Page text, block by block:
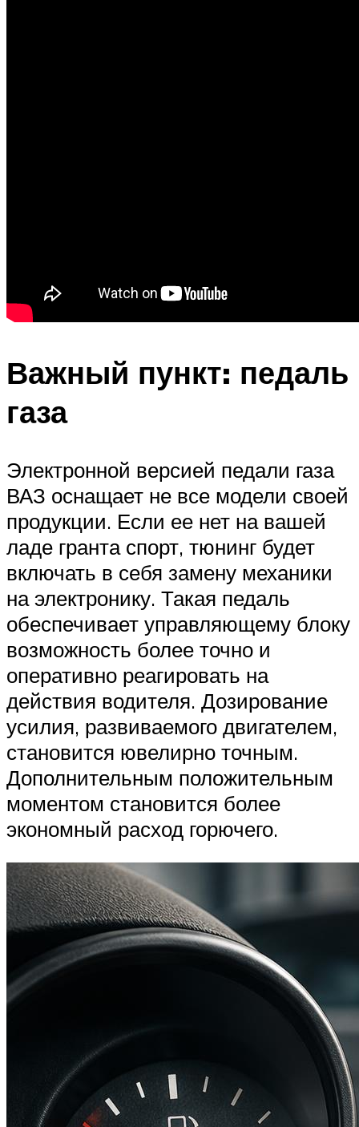
Важный пункт: педаль
газа
Электронной версией педали газа
ВАЗ оснащает не все модели своей
продукции. Если ее нет на вашей
ладе гранта спорт, тюнинг будет
включать в себя замену механики
на электронику. Такая педаль
обеспечивает управляющему блоку
возможность более точно и
оперативно реагировать на
действия водителя. Дозирование
усилия, развиваемого двигателем,
становится ювелирно точным.
Дополнительным положительным
моментом становится более
экономный расход горючего.